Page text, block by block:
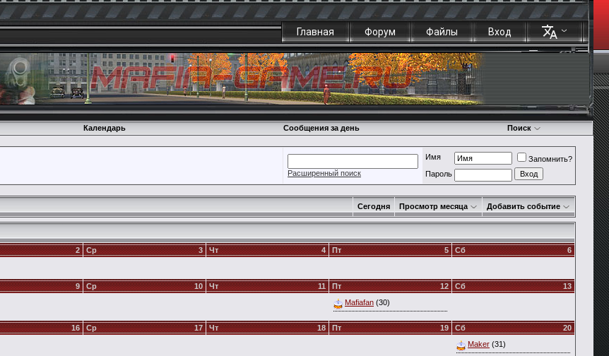
Главная Форум Файлы Вход
Календарь Сообщения за день Поиск
Расширенный поиск
Имя
Запомнить?
Пароль
Сегодня Просмотр месяца Добавить событие
2 3
Ср 4
Чт 5
Пт 6
Сб
9 10
Ср 11
Чт 12
Пт
Mafiafan (30)
13
Сб
16 17
Ср 18
Чт 19
Пт 20
Сб
Maker (31)